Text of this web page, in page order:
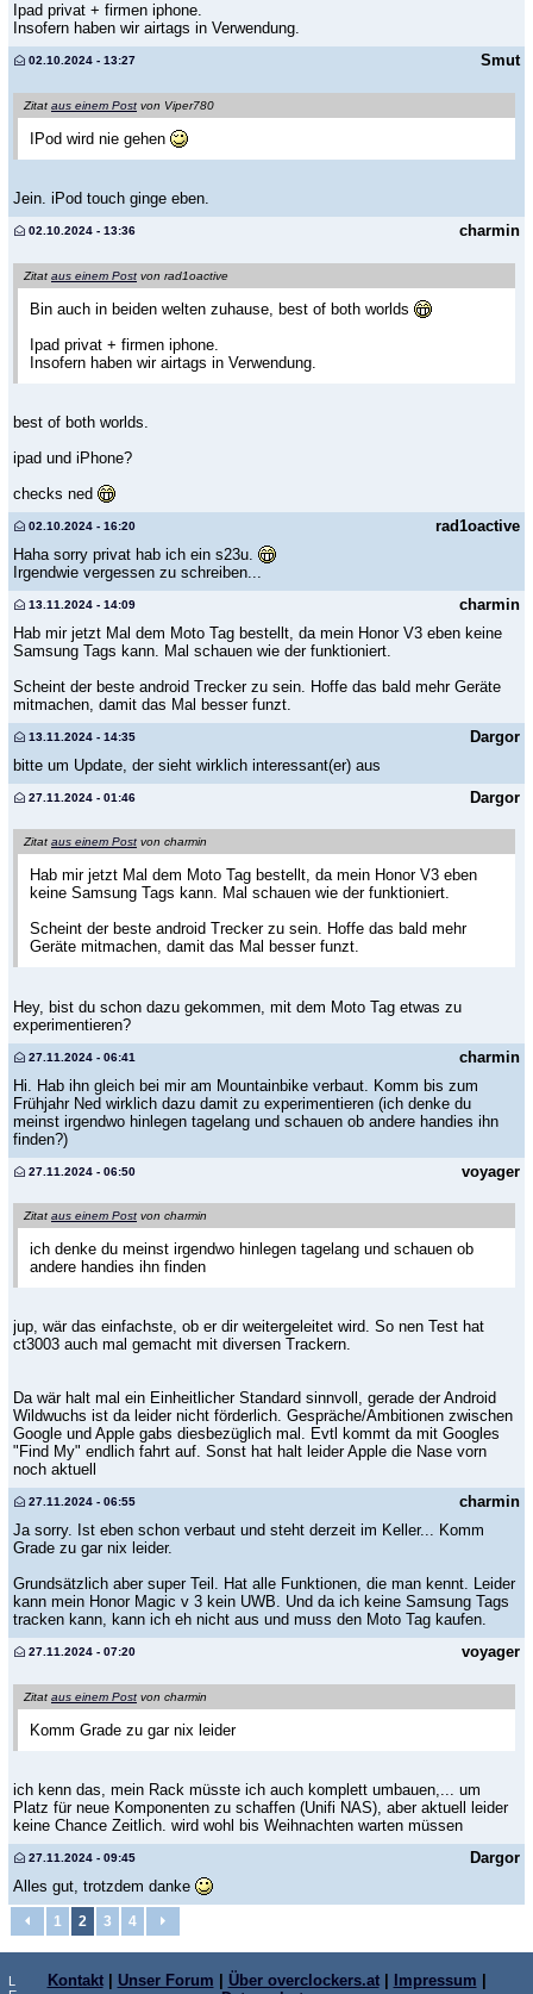
Ipad privat + firmen iphone.
Insofern haben wir airtags in Verwendung.
Smut
02.10.2024 - 13:27
Zitat aus einem Post von Viper780
IPod wird nie gehen
Jein. iPod touch ginge eben.
charmin
02.10.2024 - 13:36
Zitat aus einem Post von rad1oactive
Bin auch in beiden welten zuhause, best of both worlds
Ipad privat + firmen iphone.
Insofern haben wir airtags in Verwendung.
best of both worlds.
ipad und iPhone?
checks ned
rad1oactive
02.10.2024 - 16:20
Haha sorry privat hab ich ein s23u.
Irgendwie vergessen zu schreiben...
charmin
13.11.2024 - 14:09
Hab mir jetzt Mal dem Moto Tag bestellt, da mein Honor V3 eben keine
Samsung Tags kann. Mal schauen wie der funktioniert.
Scheint der beste android Trecker zu sein. Hoffe das bald mehr Geräte
mitmachen, damit das Mal besser funzt.
Dargor
13.11.2024 - 14:35
bitte um Update, der sieht wirklich interessant(er) aus
Dargor
27.11.2024 - 01:46
Zitat aus einem Post von charmin
Hab mir jetzt Mal dem Moto Tag bestellt, da mein Honor V3 eben
keine Samsung Tags kann. Mal schauen wie der funktioniert.
Scheint der beste android Trecker zu sein. Hoffe das bald mehr
Geräte mitmachen, damit das Mal besser funzt.
Hey, bist du schon dazu gekommen, mit dem Moto Tag etwas zu
experimentieren?
charmin
27.11.2024 - 06:41
Hi. Hab ihn gleich bei mir am Mountainbike verbaut. Komm bis zum
Frühjahr Ned wirklich dazu damit zu experimentieren (ich denke du
meinst irgendwo hinlegen tagelang und schauen ob andere handies ihn
finden?)
voyager
27.11.2024 - 06:50
Zitat aus einem Post von charmin
ich denke du meinst irgendwo hinlegen tagelang und schauen ob
andere handies ihn finden
jup, wär das einfachste, ob er dir weitergeleitet wird. So nen Test hat
ct3003 auch mal gemacht mit diversen Trackern.
Da wär halt mal ein Einheitlicher Standard sinnvoll, gerade der Android
Wildwuchs ist da leider nicht förderlich. Gespräche/Ambitionen zwischen
Google und Apple gabs diesbezüglich mal. Evtl kommt da mit Googles
"Find My" endlich fahrt auf. Sonst hat halt leider Apple die Nase vorn
noch aktuell
charmin
27.11.2024 - 06:55
Ja sorry. Ist eben schon verbaut und steht derzeit im Keller... Komm
Grade zu gar nix leider.
Grundsätzlich aber super Teil. Hat alle Funktionen, die man kennt. Leider
kann mein Honor Magic v 3 kein UWB. Und da ich keine Samsung Tags
tracken kann, kann ich eh nicht aus und muss den Moto Tag kaufen.
voyager
27.11.2024 - 07:20
Zitat aus einem Post von charmin
Komm Grade zu gar nix leider
ich kenn das, mein Rack müsste ich auch komplett umbauen,... um
Platz für neue Komponenten zu schaffen (Unifi NAS), aber aktuell leider
keine Chance Zeitlich. wird wohl bis Weihnachten warten müssen
Dargor
27.11.2024 - 09:45
Alles gut, trotzdem danke
1 2 3 4
L
Kontakt| Unser Forum Über overclockers.at| Impressum